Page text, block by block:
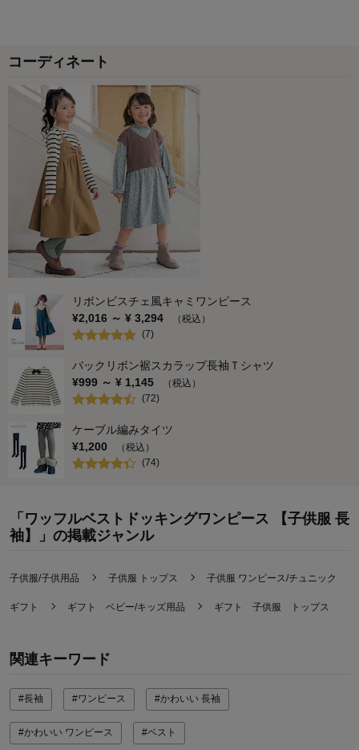
コーディネート
リボンビスチェ風キャミワンピース
¥2,016 ～ ¥ 3,294
（税込）
(7)
バックリボン裾スカラップ長袖Ｔシャツ
¥999 ～ ¥ 1,145
（税込）
(72)
ケーブル編みタイツ
¥1,200
（税込）
(74)
「ワッフルベストドッキングワンピース 【子供服 長
袖】」の掲載ジャンル
子供服/子供用品 子供服 トップス 子供服 ワンピース/チュニック
ギフト ギフト ベビー/キッズ用品 ギフト 子供服 トップス
関連キーワード
#長袖 #ワンピース #かわいい 長袖
#かわいい ワンピース #ベスト